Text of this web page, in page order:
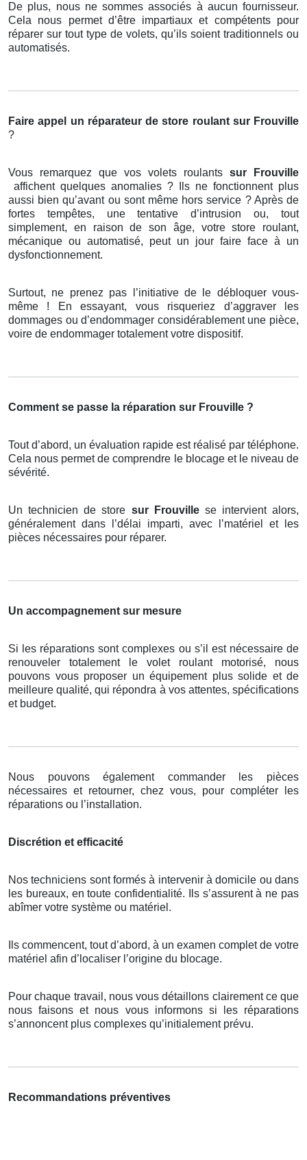
De plus, nous ne sommes associés à aucun fournisseur.
Cela nous permet d’être impartiaux et compétents pour
réparer sur tout type de volets, qu’ils soient traditionnels ou
automatisés.
Faire appel un réparateur de store roulant sur Frouville
?
Vous remarquez que vos volets roulants sur Frouville
affichent quelques anomalies ? Ils ne fonctionnent plus
aussi bien qu’avant ou sont même hors service ? Après de
fortes tempêtes, une tentative d’intrusion ou, tout
simplement, en raison de son âge, votre store roulant,
mécanique ou automatisé, peut un jour faire face à un
dysfonctionnement.
Surtout, ne prenez pas l’initiative de le débloquer vous-
même ! En essayant, vous risqueriez d’aggraver les
dommages ou d’endommager considérablement une pièce,
voire de endommager totalement votre dispositif.
Comment se passe la réparation sur Frouville ?
Tout d’abord, un évaluation rapide est réalisé par téléphone.
Cela nous permet de comprendre le blocage et le niveau de
sévérité.
Un technicien de store sur Frouville se intervient alors,
généralement dans l’délai imparti, avec l’matériel et les
pièces nécessaires pour réparer.
Un accompagnement sur mesure
Si les réparations sont complexes ou s’il est nécessaire de
renouveler totalement le volet roulant motorisé, nous
pouvons vous proposer un équipement plus solide et de
meilleure qualité, qui répondra à vos attentes, spécifications
et budget.
Nous pouvons également commander les pièces
nécessaires et retourner, chez vous, pour compléter les
réparations ou l’installation.
Discrétion et efficacité
Nos techniciens sont formés à intervenir à domicile ou dans
les bureaux, en toute confidentialité. Ils s’assurent à ne pas
abîmer votre système ou matériel.
Ils commencent, tout d’abord, à un examen complet de votre
matériel afin d’localiser l’origine du blocage.
Pour chaque travail, nous vous détaillons clairement ce que
nous faisons et nous vous informons si les réparations
s’annoncent plus complexes qu’initialement prévu.
Recommandations préventives